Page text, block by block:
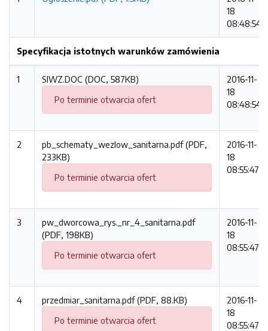
18
08:48:54
Specyfikacja istotnych warunków zamówienia
1
SIWZ.DOC (DOC, 587KB)
Po terminie otwarcia ofert
2016-11-
18
08:48:54
2
pb_schematy_wezlow_sanitarna.pdf (PDF,
233KB)
Po terminie otwarcia ofert
2016-11-
18
08:55:47
3
pw_dworcowa_rys._nr_4_sanitarna.pdf
(PDF, 198KB)
Po terminie otwarcia ofert
2016-11-
18
08:55:47
4
przedmiar_sanitarna.pdf (PDF, 88.KB)
Po terminie otwarcia ofert
2016-11-
18
08:55:47